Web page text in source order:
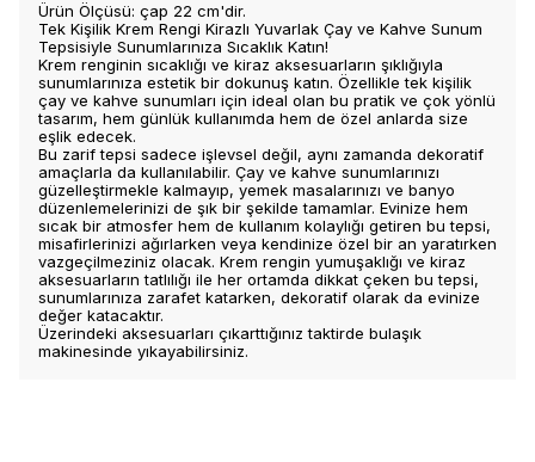
Ürün Ölçüsü: çap 22 cm'dir.
Tek Kişilik Krem Rengi Kirazlı Yuvarlak Çay ve Kahve Sunum
Tepsisiyle Sunumlarınıza Sıcaklık Katın!
Krem renginin sıcaklığı ve kiraz aksesuarların şıklığıyla
sunumlarınıza estetik bir dokunuş katın. Özellikle tek kişilik
çay ve kahve sunumları için ideal olan bu pratik ve çok yönlü
tasarım, hem günlük kullanımda hem de özel anlarda size
eşlik edecek.
Bu zarif tepsi sadece işlevsel değil, aynı zamanda dekoratif
amaçlarla da kullanılabilir. Çay ve kahve sunumlarınızı
güzelleştirmekle kalmayıp, yemek masalarınızı ve banyo
düzenlemelerinizi de şık bir şekilde tamamlar. Evinize hem
sıcak bir atmosfer hem de kullanım kolaylığı getiren bu tepsi,
misafirlerinizi ağırlarken veya kendinize özel bir an yaratırken
vazgeçilmeziniz olacak. Krem rengin yumuşaklığı ve kiraz
aksesuarların tatlılığı ile her ortamda dikkat çeken bu tepsi,
sunumlarınıza zarafet katarken, dekoratif olarak da evinize
değer katacaktır.
Üzerindeki aksesuarları çıkarttığınız taktirde bulaşık
makinesinde yıkayabilirsiniz.